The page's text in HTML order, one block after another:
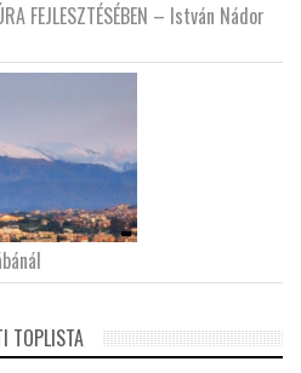
FEJLESZTÉSÉBEN – István Nádor
TOPLISTA